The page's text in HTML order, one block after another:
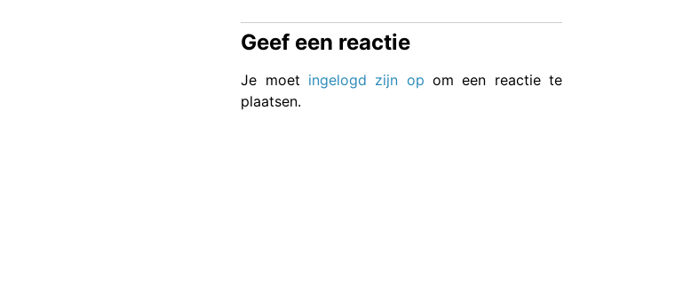
Geef een reactie
Je moet ingelogd zijn op om een reactie te
plaatsen.